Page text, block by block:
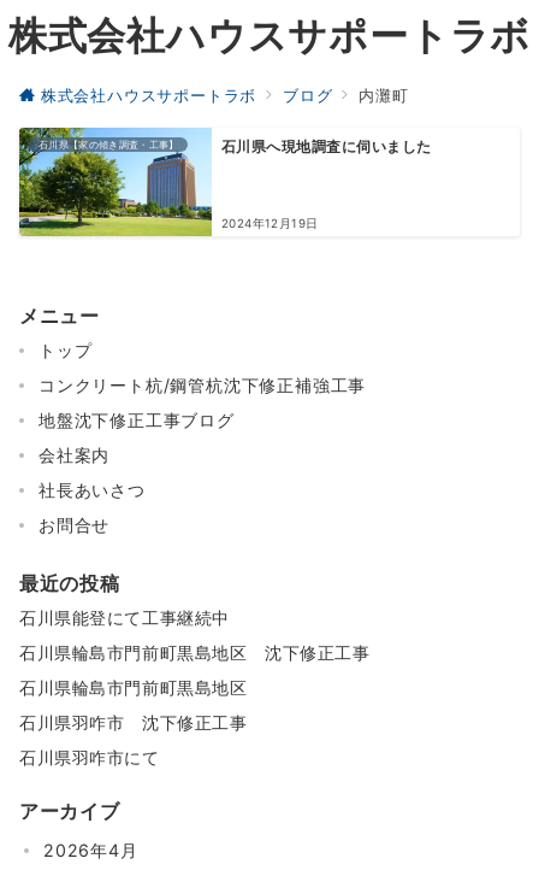
株式会社ハウスサポートラボ
株式会社ハウスサポートラボ ブログ 内灘町
石川県【家の傾き調査・工事】 石川県へ現地調査に伺いました
2024年12月19日
メニュー
トップ
コンクリート杭/鋼管杭沈下修正補強工事
地盤沈下修正工事ブログ
会社案内
社長あいさつ
お問合せ
最近の投稿
石川県能登にて工事継続中
石川県輪島市門前町黒島地区 沈下修正工事
石川県輪島市門前町黒島地区
石川県羽咋市 沈下修正工事
石川県羽咋市にて
アーカイブ
2026年4月